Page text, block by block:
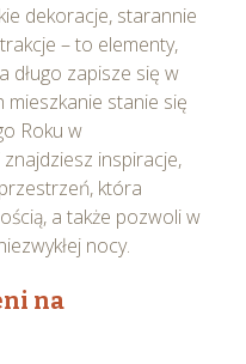
dekoracje, starannie
– to elementy,
długo zapisze się w
mieszkanie stanie się
Roku w
inspiracje,
która
a także pozwoli w
nocy.
na